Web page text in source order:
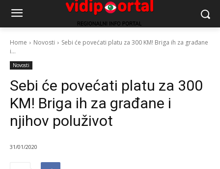
Home Novosti
Sebi će povećati platu za 300 KM! Briga ih za građane
i...
Novosti
Sebi će povećati platu za 300
KM! Briga ih za građane i
njihov poluživot
31/01/2020